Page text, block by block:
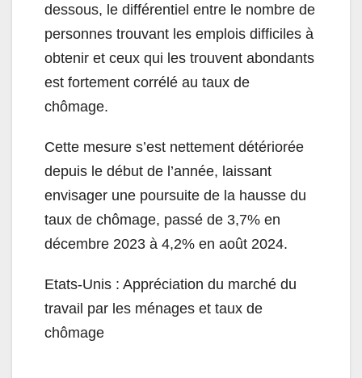
dessous, le différentiel entre le nombre de
personnes trouvant les emplois difficiles à
obtenir et ceux qui les trouvent abondants
est fortement corrélé au taux de
chômage.
Cette mesure s’est nettement détériorée
depuis le début de l’année, laissant
envisager une poursuite de la hausse du
taux de chômage, passé de 3,7% en
décembre 2023 à 4,2% en août 2024.
Etats-Unis : Appréciation du marché du
travail par les ménages et taux de
chômage